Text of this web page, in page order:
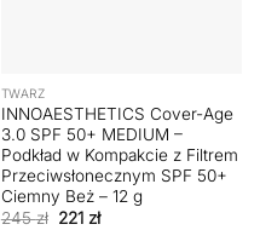
TWARZ
INNOAESTHETICS Cover-Age
3.0 SPF 50+ MEDIUM –
Podkład w Kompakcie z Filtrem
Przeciwsłonecznym SPF 50+
Ciemny Beż – 12 g
245zł Pierwotna
221 złAktualna